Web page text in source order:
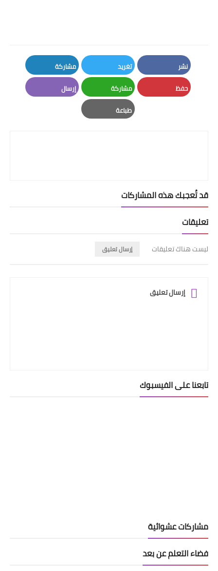
نشر
Facebook
تغريد
Twitter
مشاركة
LinkedIn
حفظ مشاركة
Whatsapp
إرسال
طباعة
قد تُعجبك هذه المشاركات
تعليقات
ليست هناك تعليقات إرسال تعليق
إرسال تعليق
تابعنا على الفيسبوك
مشاركات عشوائية
فضاء التعلم عن بعد